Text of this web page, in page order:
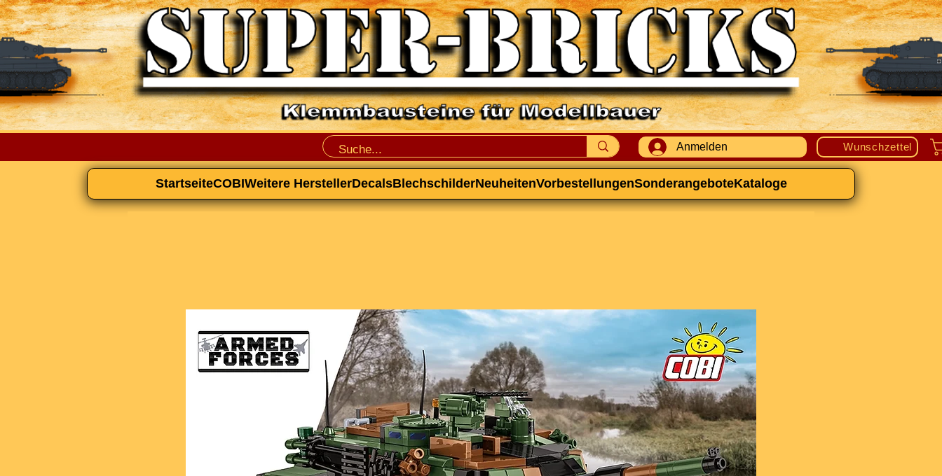
Anmelden Wunschzettel
StartseiteCOBIWeitere HerstellerDecalsBlechschilderNeuheitenVorbestellungenSonderangeboteKataloge